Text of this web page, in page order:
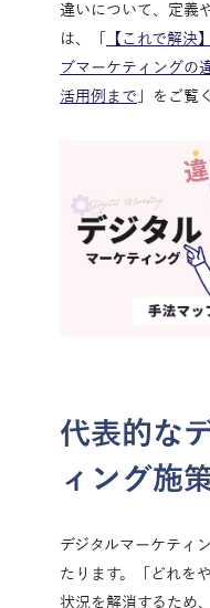
違いについて、定義
は、「
【これで解決
ブマーケティングの
活用例まで 」をご覧
代表的な
ィング施
デジタルマーケティ
たります。「どれを
状況を解消するため